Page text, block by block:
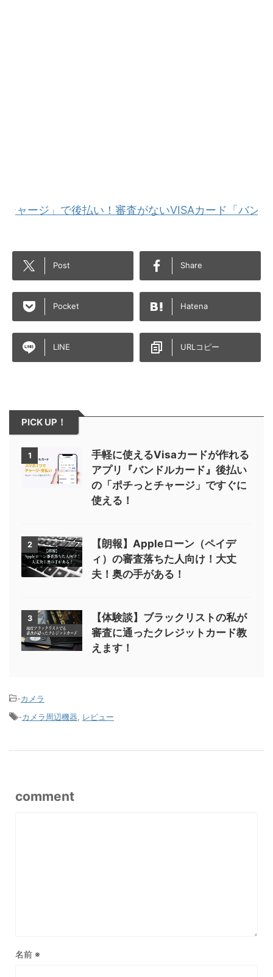
で後払い！審査がないVISAカード「バンドルカード
Post Share
Pocket Hatena
LINE URLコピー
PICK UP！
1
手軽に使えるVisaカードが作れる
アプリ『バンドルカード』後払い
の「ポチっとチャージ」ですぐに
使える！
2
【朗報】Appleローン（ペイデ
ィ）の審査落ちた人向け！大丈
夫！奥の手がある！
3
【体験談】ブラックリストの私が
審査に通ったクレジットカード教
えます！
-カメラ
-カメラ周辺機器 レビュー
comment
名前 ※